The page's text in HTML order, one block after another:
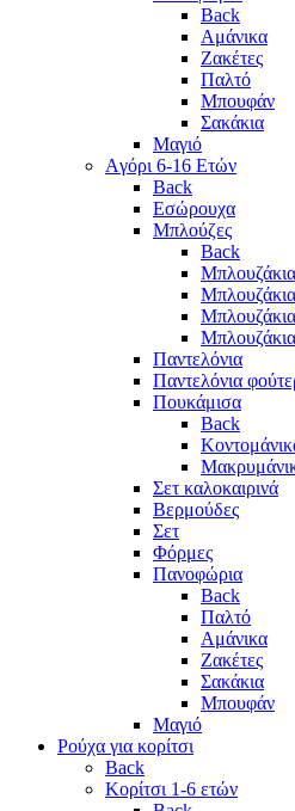
Back
Αμάνικα
Ζακέτες
Παλτό
Μπουφάν
Σακάκια
Μαγιό
Aγόρι 6-16 Ετών
Back
Eσώρουχα
Μπλούζες
Back
Παντελόνια
Παντελόνια
Πουκάμισα
Back
Σετ καλοκαιρινά
Βερμούδες
Σετ
Φόρμες
Πανοφώρια
Back
Παλτό
Αμάνικα
Ζακέτες
Σακάκια
Μπουφάν
Μαγιό
Ρούχα για κορίτσι
Back
Κορίτσι 1-6 ετών